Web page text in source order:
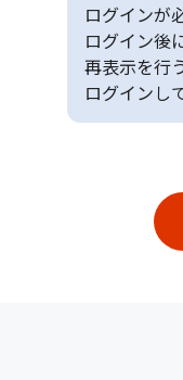
ログインが
ログイン後
再表示を行
ログインし